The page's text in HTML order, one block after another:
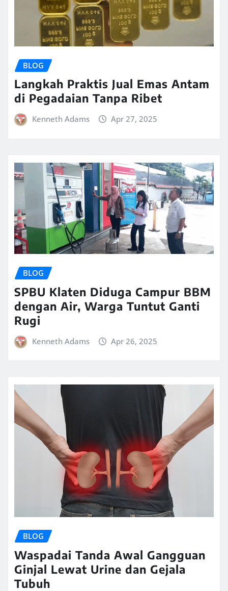
BLOG
Langkah Praktis Jual Emas Antam
di Pegadaian Tanpa Ribet
Kenneth Adams Apr 27, 2025
BLOG
SPBU Klaten Diduga Campur BBM
dengan Air, Warga Tuntut Ganti
Rugi
Kenneth Adams Apr 26, 2025
BLOG
Waspadai Tanda Awal Gangguan
Ginjal Lewat Urine dan Gejala
Tubuh